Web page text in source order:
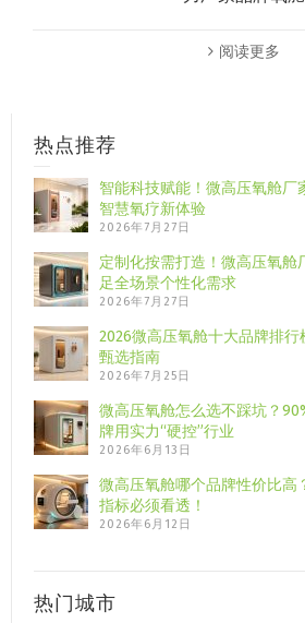
阅读更多
热点推荐
智能科技赋能！微高压氧舱厂
智慧氧疗新体验
2026年7月27日
定制化按需打造！微高压氧舱
足全场景个性化需求
2026年7月27日
2026微高压氧舱十大品牌排
甄选指南
2026年7月25日
微高压氧舱怎么选不踩坑？
牌用实力“硬控”行业
2026年6月13日
微高压氧舱哪个品牌性价比高
指标必须看透！
2026年6月12日
热门城市